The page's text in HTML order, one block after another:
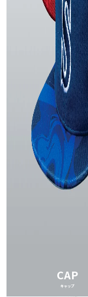
CAP
キャップ